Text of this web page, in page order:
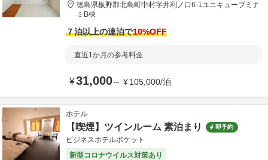
徳島県板野郡北島町中村字井利ノ口6-1ユニキューブミナ
ミB棟
７泊以上の連泊で10%OFF
直近1か月の参考料金
¥31,000～ ¥105,000/泊
ホテル
【喫煙】ツインルーム 素泊まり 即予約
ビジネスホテルポケット
新型コロナウイルス対策あり